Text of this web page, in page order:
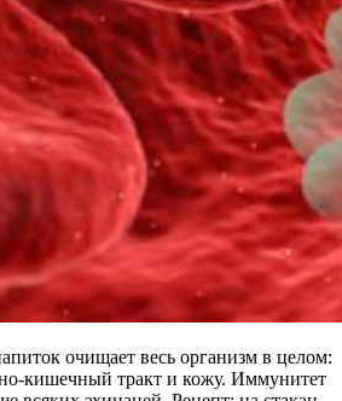
очищает весь организм в целом:
кишечный тракт и кожу. Иммунитет